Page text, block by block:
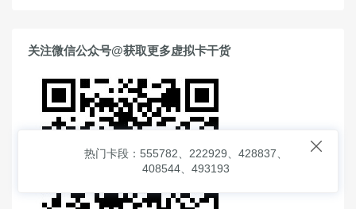
关注微信公众号@获取更多虚拟卡干货

热门卡段：555782、222929、428837、
408544、493193